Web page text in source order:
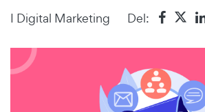
I Digital Marketing Del: